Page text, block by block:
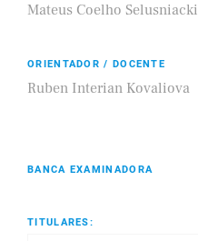
Mateus Coelho Selusniacki
ORIENTADOR / DOCENTE
Ruben Interian Kovaliova
BANCA EXAMINADORA
TITULARES: